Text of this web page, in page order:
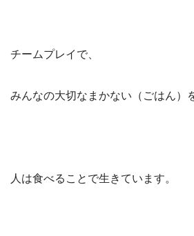
チームプレイで、
みんなの大切なまかない（ごはん）
人は食べることで生きています。